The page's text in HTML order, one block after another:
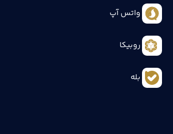
واتس آپ
روبیکا
بله